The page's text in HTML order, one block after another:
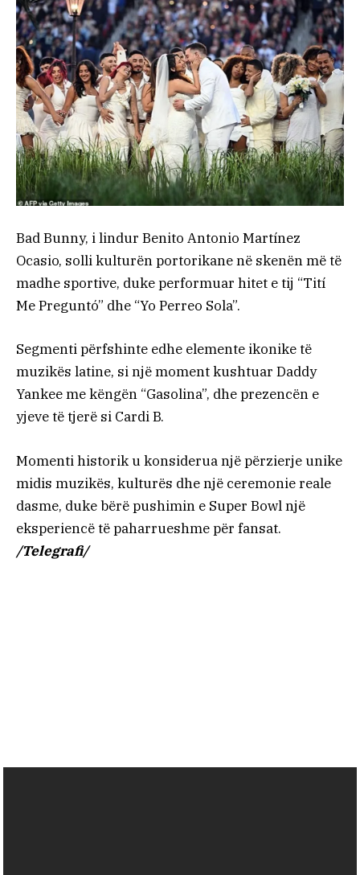
Bad Bunny, i lindur Benito Antonio Martínez
Ocasio, solli kulturën portorikane në skenën më të
madhe sportive, duke performuar hitet e tij “Tití
Me Preguntó” dhe “Yo Perreo Sola”.
Segmenti përfshinte edhe elemente ikonike të
muzikës latine, si një moment kushtuar Daddy
Yankee me këngën “Gasolina”, dhe prezencën e
yjeve të tjerë si Cardi B.
Momenti historik u konsiderua një përzierje unike
midis muzikës, kulturës dhe një ceremonie reale
dasme, duke bërë pushimin e Super Bowl një
eksperiencë të paharrueshme për fansat.
/Telegrafi/